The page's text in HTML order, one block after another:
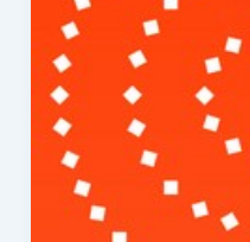
vie
dans
la
lettre
EDU_NUM
Mathématiques
n°32